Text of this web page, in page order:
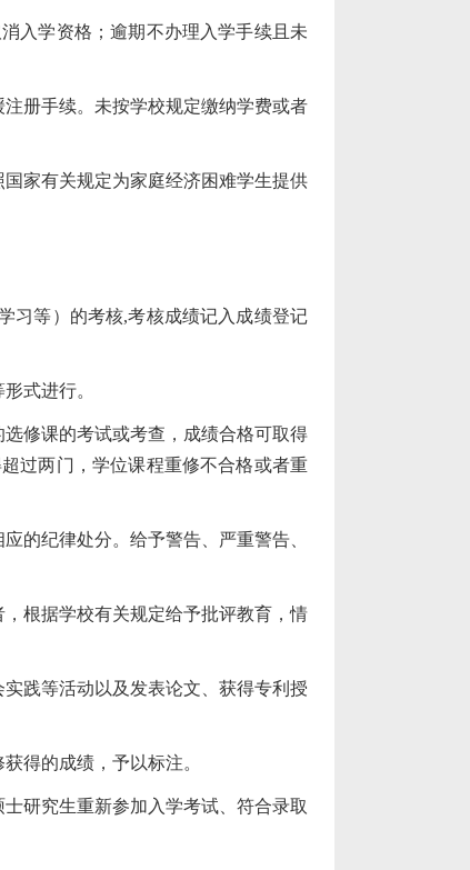
入学资格；逾期不办理入学手续且未
册手续。未按学校规定缴纳学费或者
家有关规定为家庭经济困难学生提供
习等）的考核,考核成绩记入成绩登记
式进行。
修课的考试或考查，成绩合格可取得
过两门，学位课程重修不合格或者重
的纪律处分。给予警告、严重警告、
根据学校有关规定给予批评教育，情
践等活动以及发表论文、获得专利授
得的成绩，予以标注。
研究生重新参加入学考试、符合录取